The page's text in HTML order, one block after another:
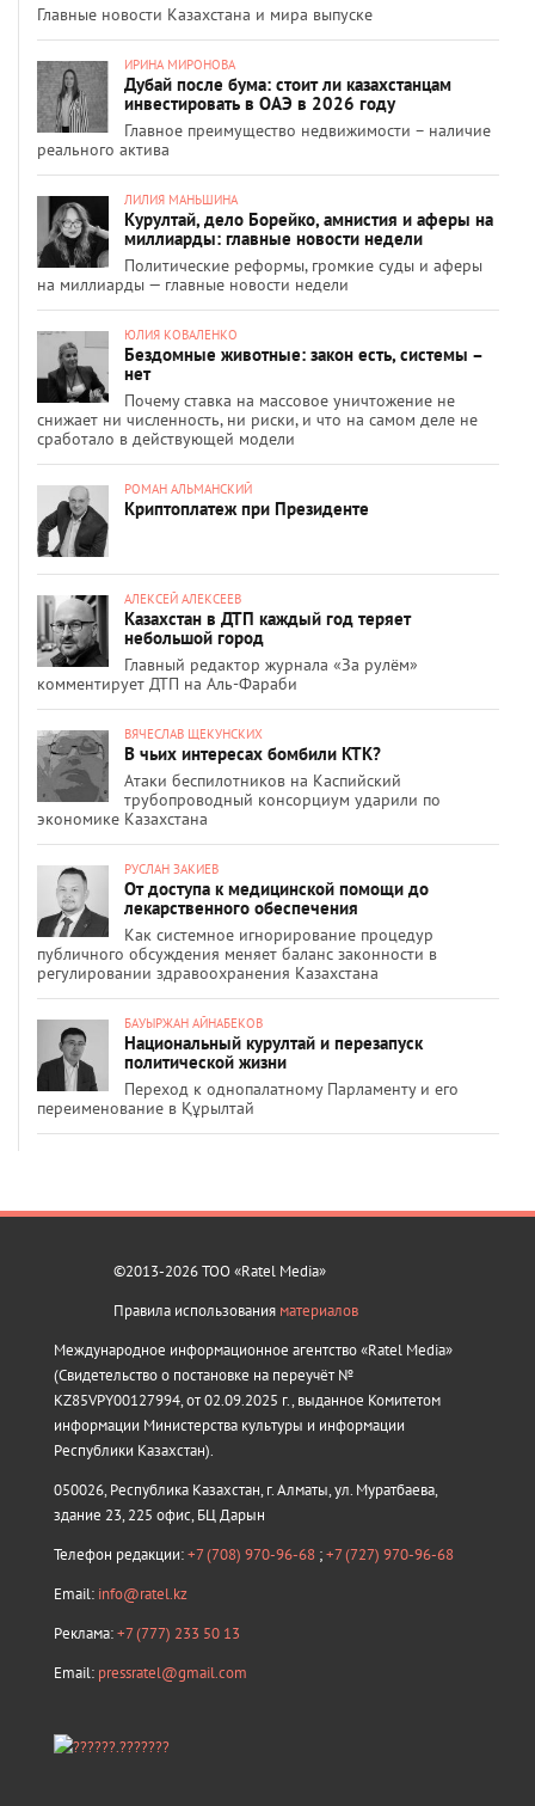
Главные новости Казахстана и мира выпуске
ИРИНА МИРОНОВА
Дубай после бума: стоит ли казахстанцам
инвестировать в ОАЭ в 2026 году
Главное преимущество недвижимости – наличие
реального актива
ЛИЛИЯ МАНЬШИНА
Курултай, дело Борейко, амнистия и аферы на
миллиарды: главные новости недели
Политические реформы, громкие суды и аферы
на миллиарды — главные новости недели
ЮЛИЯ КОВАЛЕНКО
Бездомные животные: закон есть, системы –
нет
Почему ставка на массовое уничтожение не
снижает ни численность, ни риски, и что на самом деле не
сработало в действующей модели
РОМАН АЛЬМАНСКИЙ
Криптоплатеж при Президенте
АЛЕКСЕЙ АЛЕКСЕЕВ
Казахстан в ДТП каждый год теряет
небольшой город
Главный редактор журнала «За рулём»
комментирует ДТП на Аль-Фараби
ВЯЧЕСЛАВ ЩЕКУНСКИХ
В чьих интересах бомбили КТК?
Атаки беспилотников на Каспийский
трубопроводный консорциум ударили по
экономике Казахстана
РУСЛАН ЗАКИЕВ
От доступа к медицинской помощи до
лекарственного обеспечения
Как системное игнорирование процедур
публичного обсуждения меняет баланс законности в
регулировании здравоохранения Казахстана
БАУЫРЖАН АЙНАБЕКОВ
Национальный курултай и перезапуск
политической жизни
Переход к однопалатному Парламенту и его
переименование в Құрылтай
©2013-2026 ТОО «Ratel Media»
Правила использования материалов
Международное информационное агентство «Ratel Media»
(Свидетельство о постановке на переучёт №
KZ85VPY00127994, от 02.09.2025 г., выданное Комитетом
информации Министерства культуры и информации
Республики Казахстан).
050026, Республика Казахстан, г. Алматы, ул. Муратбаева,
здание 23, 225 офис, БЦ Дарын
Телефон редакции:+7 (708) 970-96-68 ;+7 (727) 970-96-68
Email: info@ratel.kz
Реклама:+7 (777) 233 50 13
Email: pressratel@gmail.com